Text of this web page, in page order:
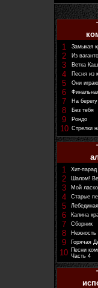
1
Замыкая
2 Из
3 Ветка
4 Песня из
5 Они
6
7 На
8 Без тебя
9 Рондо
10 Стрелки
1
Хит-парад
2 Шалом!
3 Мой
4 Старые
5
6 Калина
7 Сборник
8 Нежность
9 Горячая
10 Песни
Часть 4